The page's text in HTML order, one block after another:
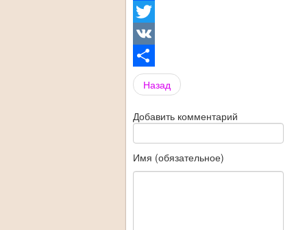
Facebook
Twitter
VK
Share
Назад
Добавить комментарий
Имя (обязательное)